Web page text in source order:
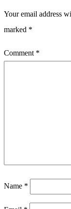
Your email address
marked *
Comment *
Name *